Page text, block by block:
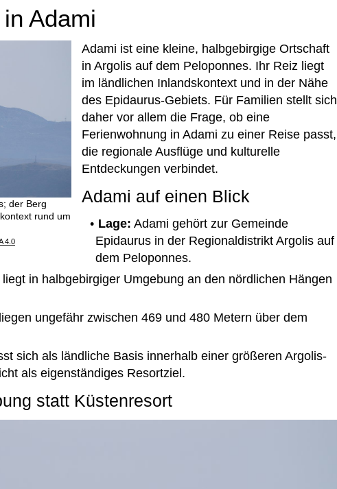
Adami
der Berg
rund um
4.0
Adami ist eine kleine, halbgebirgige Ortschaft
in Argolis auf dem Peloponnes. Ihr Reiz liegt
im ländlichen Inlandskontext und in der Nähe
des Epidaurus-Gebiets. Für Familien stellt sich
daher vor allem die Frage, ob eine
Ferienwohnung in Adami zu einer Reise passt,
die regionale Ausflüge und kulturelle
Entdeckungen verbindet.
Adami auf einen Blick
Lage: Adami gehört zur Gemeinde
Epidaurus in der Regionaldistrikt Argolis auf
dem Peloponnes.
in halbgebirgiger Umgebung an den nördlichen Hängen
ungefähr zwischen 469 und 480 Metern über dem
sich als ländliche Basis innerhalb einer größeren Argolis-
als eigenständiges Resortziel.
statt Küstenresort